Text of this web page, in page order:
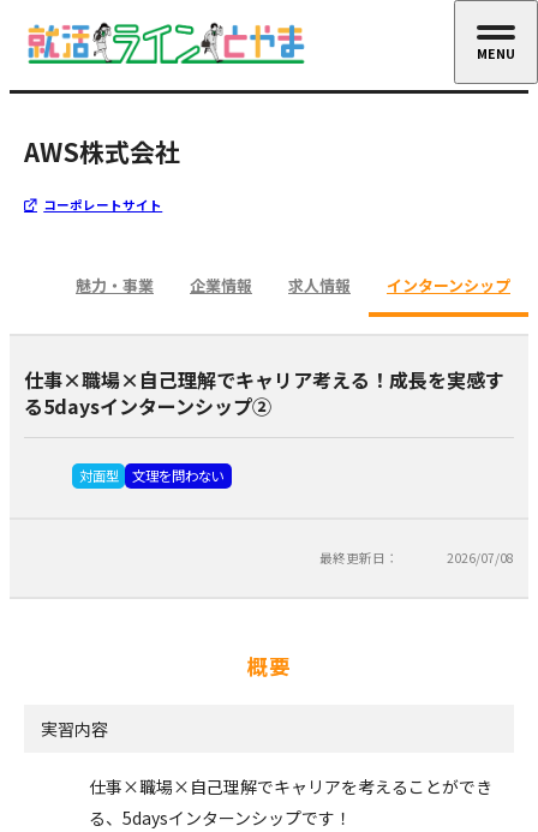
AWS株式会社
コーポレートサイト
魅力・事業 企業情報 求人情報 インターンシップ
仕事×職場×自己理解でキャリア考える！成長を実感す
る5daysインターンシップ②
対面型 文理を問わない
最終更新日： 2026/07/08
概要
実習内容
仕事×職場×自己理解でキャリアを考えることができ
る、5daysインターンシップです！
MENU